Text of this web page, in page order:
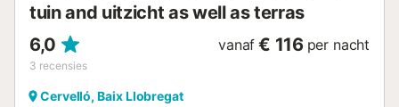
tuin and uitzicht as well as terras
6,0
3 recensies
vanaf € 116 per nacht
Cervelló, Baix Llobregat